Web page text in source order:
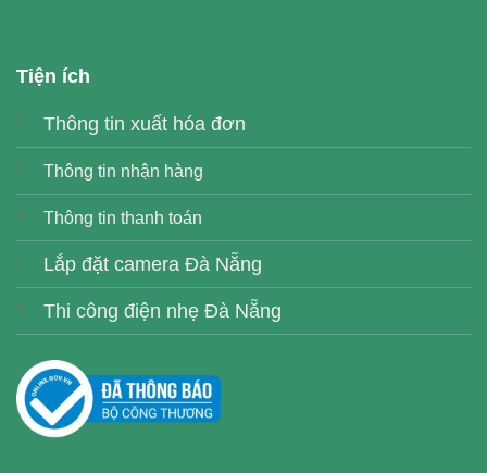
Tiện ích
Thông tin xuất hóa đơn
Thông tin nhận hàng
Thông tin thanh toán
Lắp đặt camera Đà Nẵng
Thi công điện nhẹ Đà Nẵng